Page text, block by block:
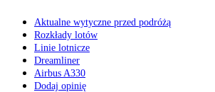
Aktualne wytyczne przed podróżą
Rozkłady lotów
Linie lotnicze
Dreamliner
Airbus A330
Dodaj opinię